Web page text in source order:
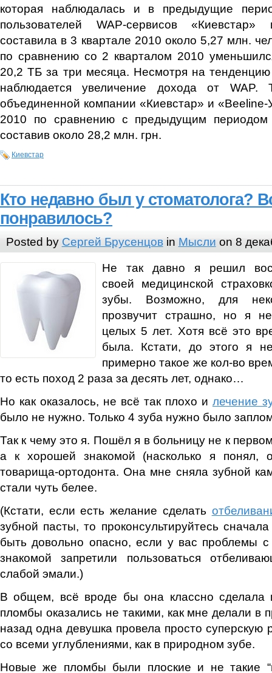
которая наблюдалась и в предыдущие
пользователей WAP-сервисов «Киевстар»
составила в 3 квартале 2010 около 5,27 млн.
по сравнению со 2 кварталом 2010
20,2 ТБ за три месяца. Несмотря на
наблюдается увеличение дохода от
объединенной компании «Киевстар» и «Beeline-
2010 по сравнению с предыдущим периодом
составив около 28,2 млн. грн.
Киевстар
Кто недавно был у стоматолога?
понравилось?
Posted by Сергей Брусенцовin Мысли on 8
Не так давно я решил
своей медицинской
зубы. Возможно, для
прозвучит страшно, но я
целых 5 лет. Хотя всё это
была. Кстати, до этого я
примерно такое же кол-во
то есть поход 2 раза за десять лет, однако…
Но как оказалось, не всё так плохо и лечение
было не нужно. Только 4 зуба нужно было
Так к чему это я. Пошёл я в больницу не к
а к хорошей знакомой (насколько я понял,
товарища-ортодонта. Она мне сняла зубной
стали чуть белее.
(Кстати, если есть желание сделать
зубной пасты, то проконсультируйтесь
быть довольно опасно, если у вас проблемы
знакомой запретили пользоваться
слабой эмали.)
В общем, всё вроде бы она классно сделала
пломбы оказались не такими, как мне делали в
назад одна девушка провела просто суперскую
со всеми углублениями, как в природном зубе.
Новые же пломбы были плоские и не такие